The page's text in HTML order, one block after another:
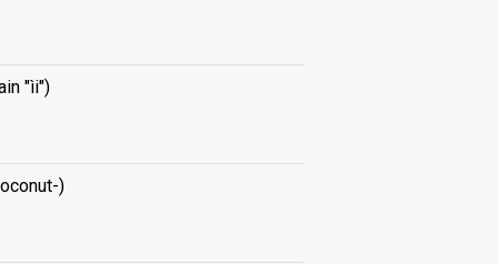
"ìi")
)